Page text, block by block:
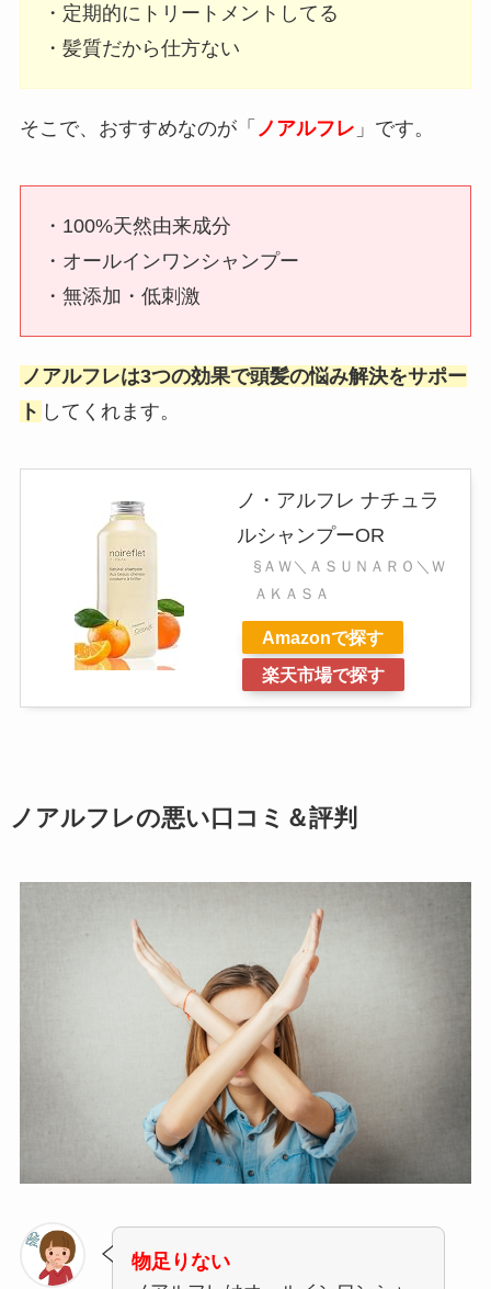
・定期的にトリートメントしてる
・髪質だから仕方ない
そこで、おすすめなのが「 ノアルフレ 」です。
・100%天然由来成分
・オールインワンシャンプー
・無添加・低刺激
ノアルフレは3つの効果で頭髪の悩み解決をサポー
ト してくれます。
ノ・アルフレ ナチュラ
ルシャンプーOR
§ＡＷ＼ＡＳＵＮＡＲＯ＼Ｗ
ＡＫＡＳＡ
Amazonで探す
楽天市場で探す
ノアルフレの悪い口コミ＆評判
物足りない